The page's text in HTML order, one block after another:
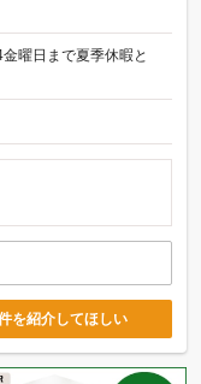
曜日まで夏季休暇と
を紹介してほしい